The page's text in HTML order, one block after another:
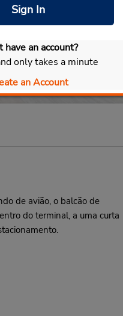
meu carro
Sign In
have an account?
only takes a minute
an Account
de avião, o balcão de
do terminal, a uma curta